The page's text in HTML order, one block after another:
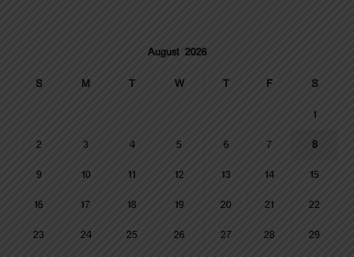
August 2026
S M T W T F S
1
2 3 4 5 6 7 8
9 10 11 12 13 14 15
16 17 18 19 20 21 22
23 24 25 26 27 28 29